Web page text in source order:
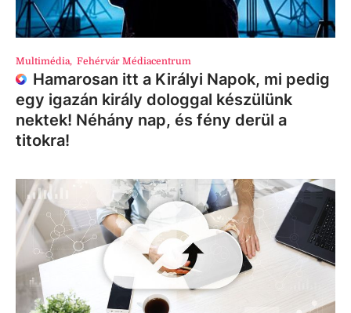
Multimédia, Fehérvár Médiacentrum
Hamarosan itt a Királyi Napok, mi pedig
egy igazán király dologgal készülünk
nektek! Néhány nap, és fény derül a
titokra!